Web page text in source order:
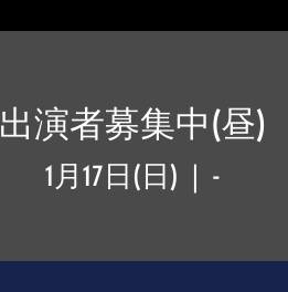
出演者募集中(昼)
1月17日(日)
  |
-